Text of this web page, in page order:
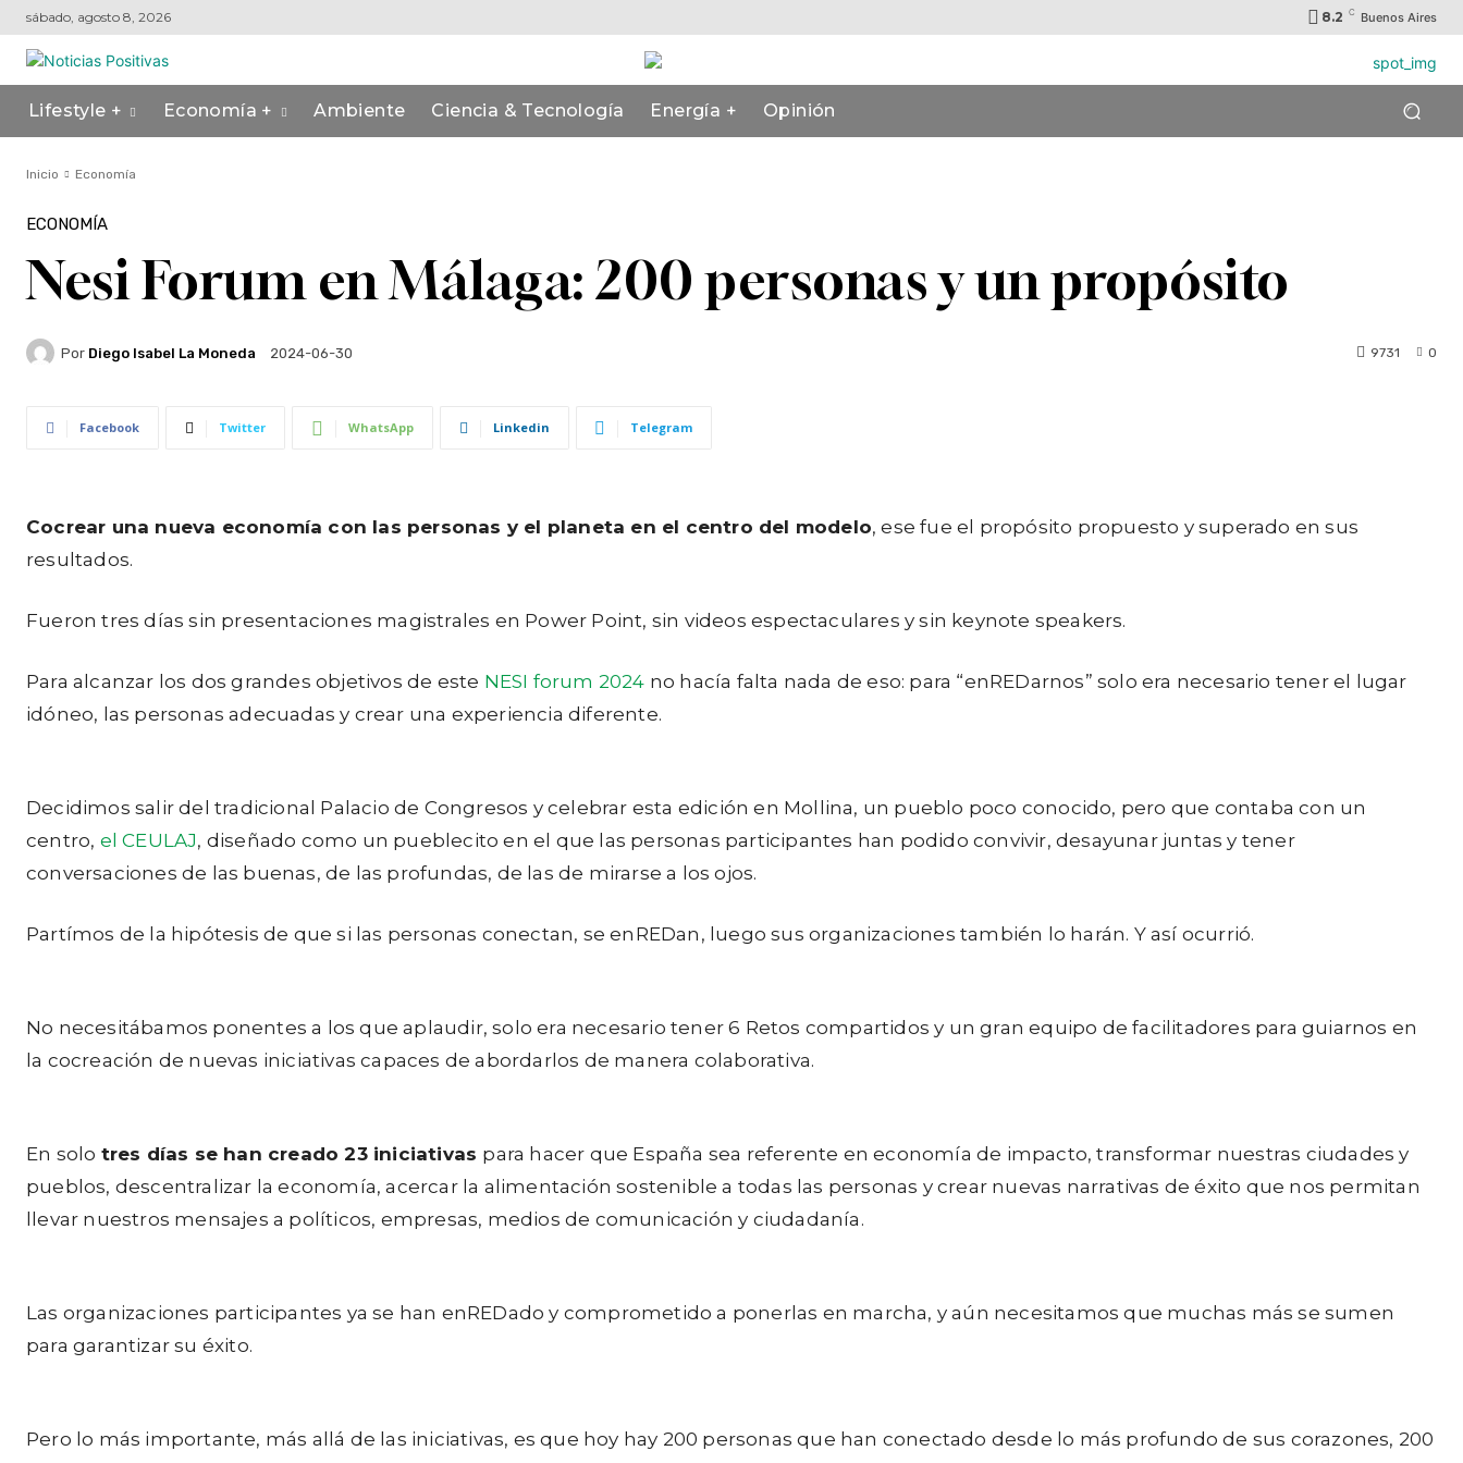
sábado, agosto 8, 2026 8.2 C Buenos Aires
Lifestyle + Economía + Ambiente Ciencia & Tecnología Energía + Opinión
Inicio Economía
ECONOMÍA
Nesi Forum en Málaga: 200 personas y un propósito
Por Diego Isabel La Moneda 2024-06-30 0
9731
Facebook Twitter WhatsApp Linkedin Telegram
Cocrear una nueva economía con las personas y el planeta en el centro del modelo, ese fue el propósito propuesto y superado en sus
resultados.
Fueron tres días sin presentaciones magistrales en Power Point, sin videos espectaculares y sin keynote speakers.
Para alcanzar los dos grandes objetivos de este NESI forum 2024 no hacía falta nada de eso: para “enREDarnos” solo era necesario tener el lugar
idóneo, las personas adecuadas y crear una experiencia diferente.
Decidimos salir del tradicional Palacio de Congresos y celebrar esta edición en Mollina, un pueblo poco conocido, pero que contaba con un
centro, el CEULAJ, diseñado como un pueblecito en el que las personas participantes han podido convivir, desayunar juntas y tener
conversaciones de las buenas, de las profundas, de las de mirarse a los ojos.
Partímos de la hipótesis de que si las personas conectan, se enREDan, luego sus organizaciones también lo harán. Y así ocurrió.
No necesitábamos ponentes a los que aplaudir, solo era necesario tener 6 Retos compartidos y un gran equipo de facilitadores para guiarnos en
la cocreación de nuevas iniciativas capaces de abordarlos de manera colaborativa.
En solo tres días se han creado 23 iniciativas para hacer que España sea referente en economía de impacto, transformar nuestras ciudades y
pueblos, descentralizar la economía, acercar la alimentación sostenible a todas las personas y crear nuevas narrativas de éxito que nos permitan
llevar nuestros mensajes a políticos, empresas, medios de comunicación y ciudadanía.
Las organizaciones participantes ya se han enREDado y comprometido a ponerlas en marcha, y aún necesitamos que muchas más se sumen
para garantizar su éxito.
Pero lo más importante, más allá de las iniciativas, es que hoy hay 200 personas que han conectado desde lo más profundo de sus corazones, 200